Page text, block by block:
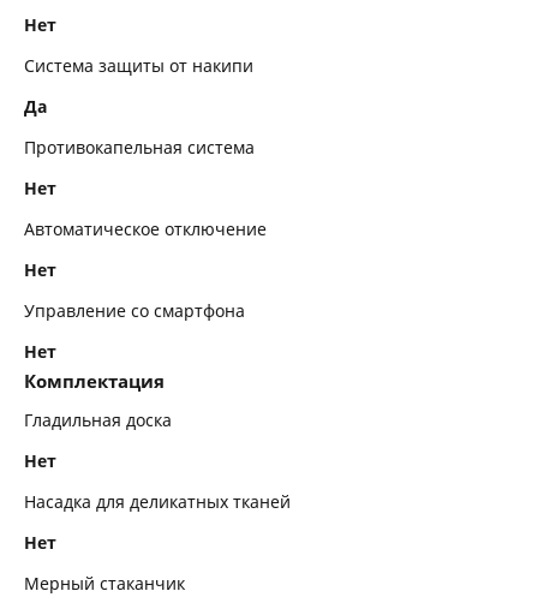
Нет
Система защиты от накипи
Да
Противокапельная система
Нет
Автоматическое отключение
Нет
Управление со смартфона
Нет
Комплектация
Гладильная доска
Нет
Насадка для деликатных тканей
Нет
Мерный стаканчик